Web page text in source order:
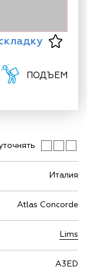
Италия
Atlas Concorde
Lims
A3ED
ПОДЪЕМ